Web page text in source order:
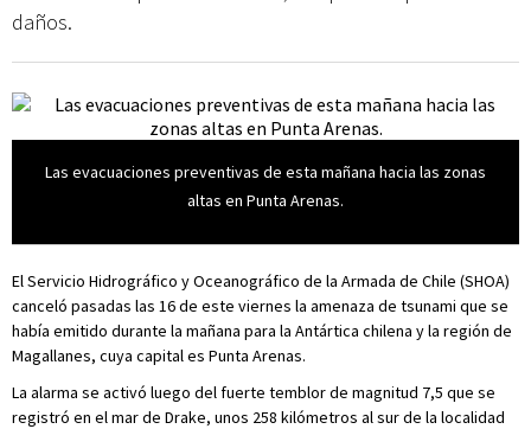
daños.
Las evacuaciones preventivas de esta mañana hacia las zonas
altas en Punta Arenas.
El Servicio Hidrográfico y Oceanográfico de la Armada de Chile (SHOA)
canceló pasadas las 16 de este viernes la amenaza de tsunami que se
había emitido durante la mañana para la Antártica chilena y la región de
Magallanes, cuya capital es Punta Arenas.
La alarma se activó luego del fuerte temblor de magnitud 7,5 que se
registró en el mar de Drake, unos 258 kilómetros al sur de la localidad